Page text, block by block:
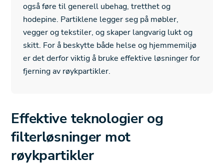
også føre til generell ubehag, tretthet og
hodepine. Partiklene legger seg på møbler,
vegger og tekstiler, og skaper langvarig lukt og
skitt. For å beskytte både helse og hjemmemiljø
er det derfor viktig å bruke effektive løsninger for
fjerning av røykpartikler.
Effektive teknologier og
filterløsninger mot
røykpartikler